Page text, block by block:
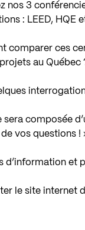
nos 3
: LEED, HQE
comparer ces
au
sera composée
vos questions !
d’information et
le site internet